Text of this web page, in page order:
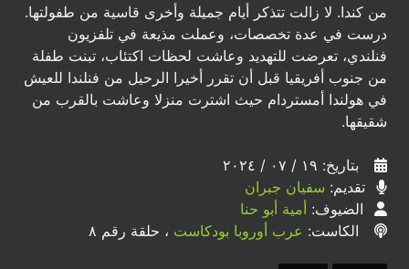
من كندا. لا زالت تتذكر أيام جميلة وأخرى قاسية من طفولتها.
درست في عدة تخصصات، وعملت مذيعة في تلفزيون
فنلندي، تعرضت للتهديد وعاشت لحظات اكتئاب، تبنت طفلة
من جنوب أفريقيا قبل أن تقرر أخيرا الرحيل من فنلندا للعيش
في هولندا أمستردام حيث اشترت منزلا وعاشت بالقرب من
شقيقها.
بتاريخ: ١٩ / ٠٧ / ٢٠٢٤
تقديم: سفيان جبران
الضيوف: أمية أبو حنا
الكاست: عرب أوروبا بودكاست ، حلقة رقم ٨